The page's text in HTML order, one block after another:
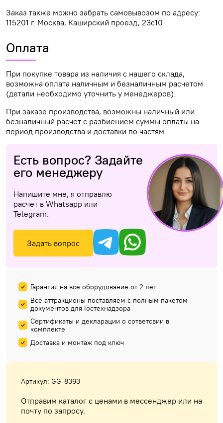
Заказ также можно забрать самовывозом по адресу:
115201 г. Москва, Каширский проезд, 23с10
Оплата
При покупке товара из наличия с нашего склада,
возможна оплата наличным и безналичным расчетом
(детали необходимо уточнить у менеджеров).
При заказе производства, возможны наличный или
безналичный расчет с разбиением суммы оплаты на
период производства и доставки по частям.
Есть вопрос? Задайте
его менеджеру
Напишите мне, я отправлю
расчет в Whatsapp или
Telegram.
Задать вопрос
Гарантия на все оборудование от 2 лет
Все аттракционы поставляем с полным пакетом
документов для Гостехнадзора
Сертификаты и декларации о сответсвии в
комплекте
Доставка и монтаж под ключ
Артикул: GG-8393
Отправим каталог с ценами в мессенджер или на
почту по запросу.